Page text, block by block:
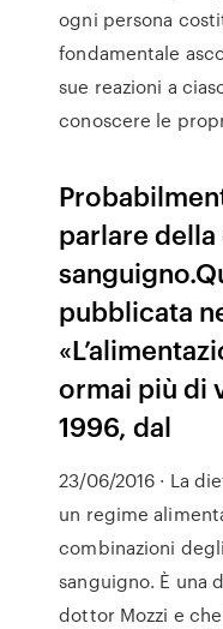
ogni persona
fondamentale
sue reazioni a
conoscere le
parlare
pubblicata
ormai più di
1996, dal
23/06/2016 · La
un regime
combinazioni
sanguigno. È una
dottor Mozzi e